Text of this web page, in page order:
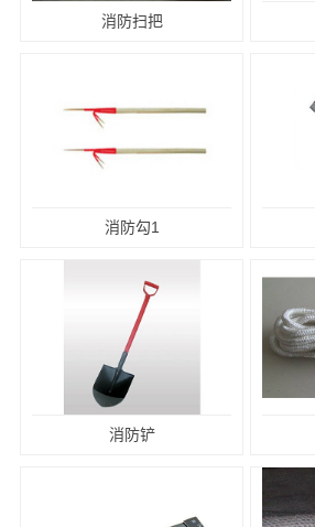
消防扫把
消防勾1
消防铲